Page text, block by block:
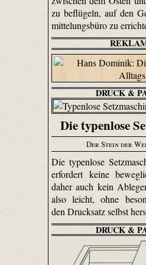
zu beflügeln, auf den
mittelungs­büro zu
DRUCK &
Die typenlose
Der Stein der
Die typenlose
erfordert keine
daher auch kein
also leicht, ohne
den Drucksatz selbst
DRUCK &